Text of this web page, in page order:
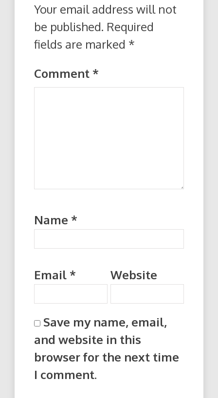
Your email address will not
be published. Required
fields are marked *
Comment *
Name *
Email * Website
Save my name, email,
and website in this
browser for the next time
I comment.